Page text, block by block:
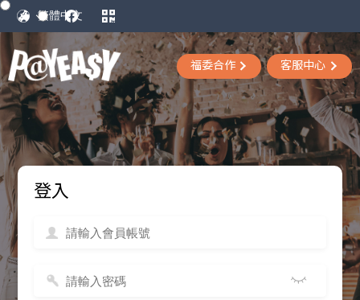
福委合作 客服中心
登入